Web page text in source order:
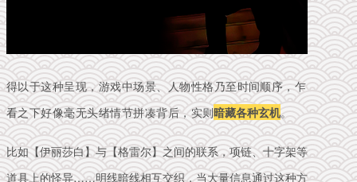
得以于这种呈现，游戏中场景、人物性格乃至时间顺序，乍
看之下好像毫无头绪情节拼凑背后，实则暗藏各种玄机。
比如【伊丽莎白】与【格雷尔】之间的联系，项链、十字架等
道具上的怪异……明线暗线相互交织，当大量信息通过这种方